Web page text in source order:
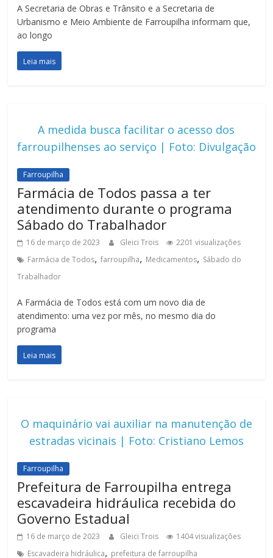
A Secretaria de Obras e Trânsito e a Secretaria de
Urbanismo e Meio Ambiente de Farroupilha informam que,
ao longo
Leia mais
A medida busca facilitar o acesso dos
farroupilhenses ao serviço | Foto: Divulgação
Farroupilha
Farmácia de Todos passa a ter
atendimento durante o programa
Sábado do Trabalhador
16 de março de 2023 Gleici Trois
2201 visualizações
Farmácia de Todos,farroupilha, Medicamentos, Sábado do
Trabalhador
A Farmácia de Todos está com um novo dia de
atendimento: uma vez por mês, no mesmo dia do
programa
Leia mais
O maquinário vai auxiliar na manutenção de
estradas vicinais | Foto: Cristiano Lemos
Farroupilha
Prefeitura de Farroupilha entrega
escavadeira hidráulica recebida do
Governo Estadual
16 de março de 2023 Gleici Trois
1404 visualizações
Escavadeira hidráulica, prefeitura de farroupilha